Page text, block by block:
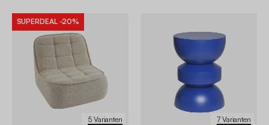
5 Varianten
SUPERDEAL -20%
7 Varianten